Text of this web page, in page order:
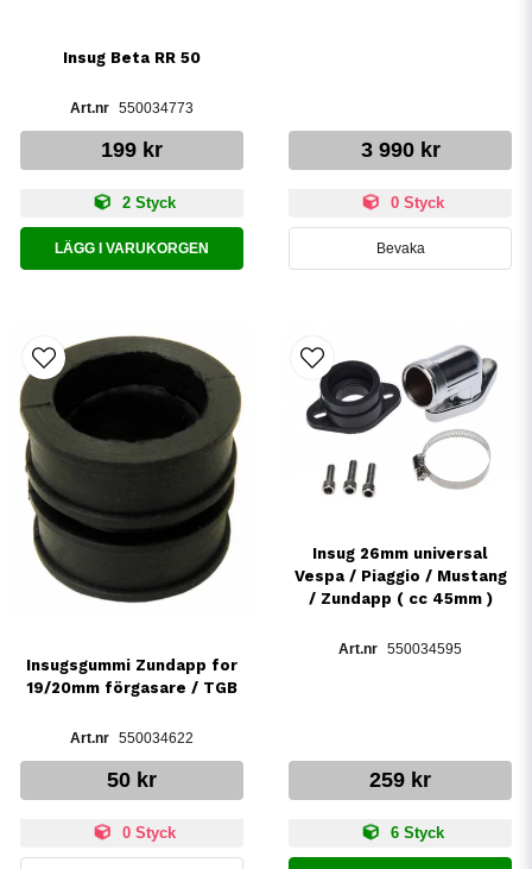
Insug Beta RR 50
550034773
199 kr
2 Styck
LÄGG I VARUKORGEN
3 990 kr
0 Styck
Bevaka
Insugsgummi Zundapp for
19/20mm förgasare / TGB
550034622
50 kr
0 Styck
Insug 26mm universal
Vespa / Piaggio / Mustang
/ Zundapp ( cc 45mm )
550034595
259 kr
6 Styck